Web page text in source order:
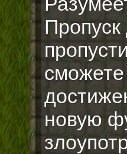
сможете
новую